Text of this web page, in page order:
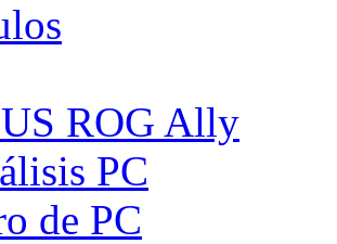
ROG Ally
PC
de PC